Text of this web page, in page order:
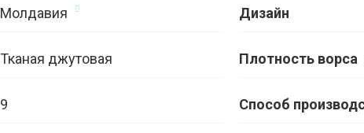
Молдавия Дизайн
Тканая джутовая Плотность ворса
9 Способ